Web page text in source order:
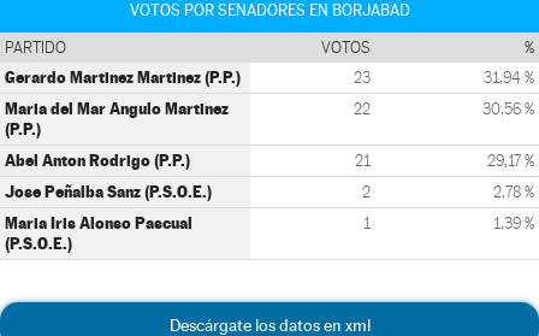
VOTOS POR SENADORES EN BORJABAD
PARTIDO VOTOS %
Gerardo Martinez Martinez (P.P.) 23 31,94 %
Maria del Mar Angulo Martinez
(P.P.)
22 30,56 %
Abel Anton Rodrigo (P.P.) 21 29,17 %
Jose Peñalba Sanz (P.S.O.E.) 2 2,78 %
Maria Iris Alonso Pascual
(P.S.O.E.)
1 1,39 %
Descárgate los datos en xml